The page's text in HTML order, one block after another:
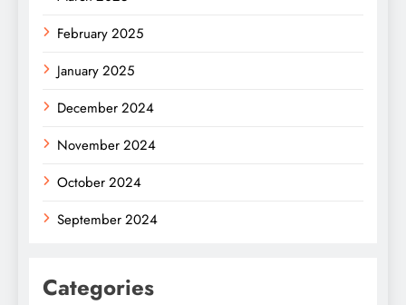
February 2025
January 2025
December 2024
November 2024
October 2024
September 2024
Categories